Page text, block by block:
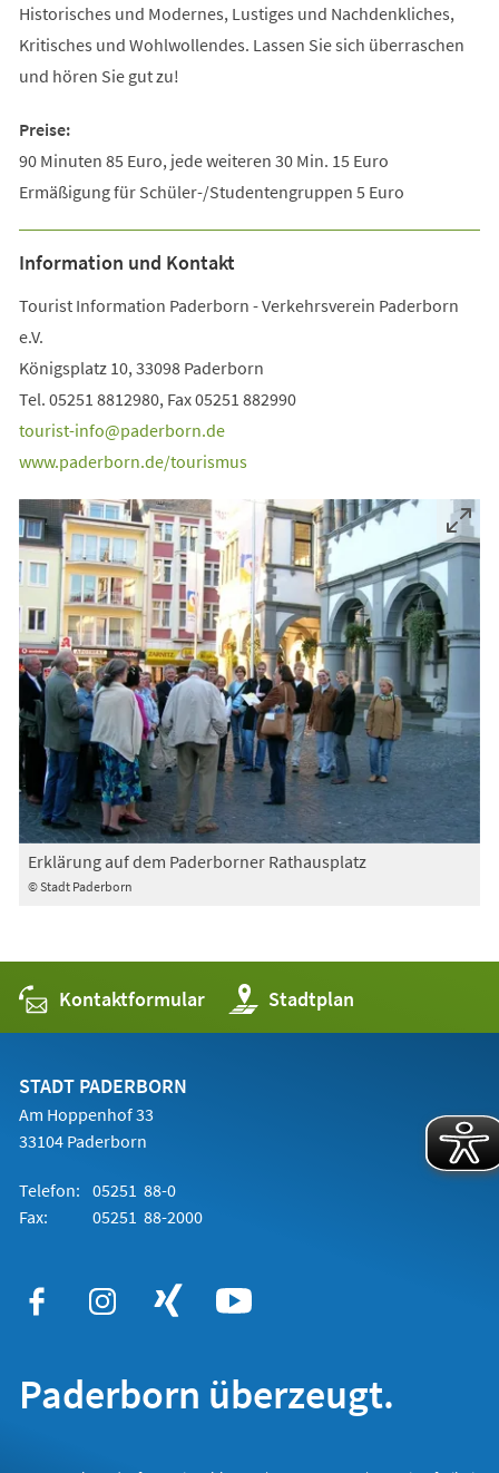
Historisches und Modernes, Lustiges und Nachdenkliches,
Kritisches und Wohlwollendes. Lassen Sie sich überraschen
und hören Sie gut zu!
Preise:
90 Minuten 85 Euro, jede weiteren 30 Min. 15 Euro
Ermäßigung für Schüler-/Studentengruppen 5 Euro
Information und Kontakt
Tourist Information Paderborn - Verkehrsverein Paderborn
e.V.
Königsplatz 10, 33098 Paderborn
Tel. 05251 8812980, Fax 05251 882990
tourist-info
paderborn de
www.paderborn.de/tourismus
© Stadt Paderborn
Erklärung auf dem Paderborner Rathausplatz
Kontaktformular Stadtplan
(Öffnet
in
einem
STADT PADERBORN
Am Hoppenhof 33
33104 Paderborn
Telefon: 05251 88-0
Fax:
05251 88-2000
Paderborn überzeugt.